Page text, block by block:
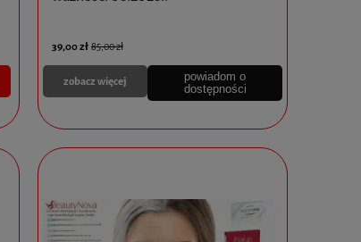
39,00 zł 85,00 zł
powiadom o
dostępności
zobacz więcej